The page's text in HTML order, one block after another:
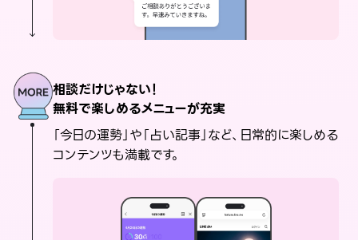
相談だけじゃない！
無料で楽しめるメニューが充実
「今日の運勢」や「占い記事」など、日常的に楽しめる
コンテンツも満載です。